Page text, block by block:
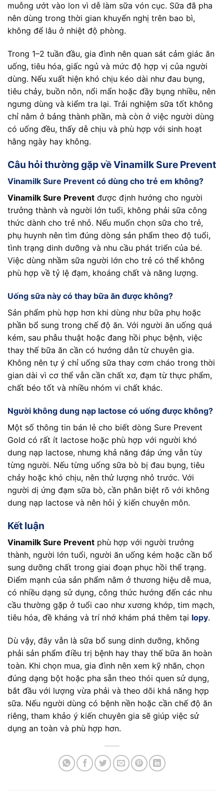
muỗng ướt vào lon vì dễ làm sữa vón cục. Sữa đã pha
nên dùng trong thời gian khuyến nghị trên bao bì,
không để lâu ở nhiệt độ phòng.
Trong 1–2 tuần đầu, gia đình nên quan sát cảm giác ăn
uống, tiêu hóa, giấc ngủ và mức độ hợp vị của người
dùng. Nếu xuất hiện khó chịu kéo dài như đau bụng,
tiêu chảy, buồn nôn, nổi mẩn hoặc đầy bụng nhiều, nên
ngưng dùng và kiểm tra lại. Trải nghiệm sữa tốt không
chỉ nằm ở bảng thành phần, mà còn ở việc người dùng
có uống đều, thấy dễ chịu và phù hợp với sinh hoạt
hằng ngày hay không.
Câu hỏi thường gặp về Vinamilk Sure Prevent
Vinamilk Sure Prevent có dùng cho trẻ em không?
Vinamilk Sure Prevent được định hướng cho người
trưởng thành và người lớn tuổi, không phải sữa công
thức dành cho trẻ nhỏ. Nếu muốn chọn sữa cho trẻ,
phụ huynh nên tìm đúng dòng sản phẩm theo độ tuổi,
tình trạng dinh dưỡng và nhu cầu phát triển của bé.
Việc dùng nhầm sữa người lớn cho trẻ có thể không
phù hợp về tỷ lệ đạm, khoáng chất và năng lượng.
Uống sữa này có thay bữa ăn được không?
Sản phẩm phù hợp hơn khi dùng như bữa phụ hoặc
phần bổ sung trong chế độ ăn. Với người ăn uống quá
kém, sau phẫu thuật hoặc đang hồi phục bệnh, việc
thay thế bữa ăn cần có hướng dẫn từ chuyên gia.
Không nên tự ý chỉ uống sữa thay cơm cháo trong thời
gian dài vì cơ thể vẫn cần chất xơ, đạm từ thực phẩm,
chất béo tốt và nhiều nhóm vi chất khác.
Người không dung nạp lactose có uống được không?
Một số thông tin bán lẻ cho biết dòng Sure Prevent
Gold có rất ít lactose hoặc phù hợp với người khó
dung nạp lactose, nhưng khả năng đáp ứng vẫn tùy
từng người. Nếu từng uống sữa bò bị đau bụng, tiêu
chảy hoặc khó chịu, nên thử lượng nhỏ trước. Với
người dị ứng đạm sữa bò, cần phân biệt rõ với không
dung nạp lactose và nên hỏi ý kiến chuyên môn.
Kết luận
Vinamilk Sure Prevent phù hợp với người trưởng
thành, người lớn tuổi, người ăn uống kém hoặc cần bổ
sung dưỡng chất trong giai đoạn phục hồi thể trạng.
Điểm mạnh của sản phẩm nằm ở thương hiệu dễ mua,
có nhiều dạng sử dụng, công thức hướng đến các nhu
cầu thường gặp ở tuổi cao như xương khớp, tim mạch,
tiêu hóa, đề kháng và trí nhớ khám phá thêm tại lopy.
Dù vậy, đây vẫn là sữa bổ sung dinh dưỡng, không
phải sản phẩm điều trị bệnh hay thay thế bữa ăn hoàn
toàn. Khi chọn mua, gia đình nên xem kỹ nhãn, chọn
đúng dạng bột hoặc pha sẵn theo thói quen sử dụng,
bắt đầu với lượng vừa phải và theo dõi khả năng hợp
sữa. Nếu người dùng có bệnh nền hoặc cần chế độ ăn
riêng, tham khảo ý kiến chuyên gia sẽ giúp việc sử
dụng an toàn và phù hợp hơn.